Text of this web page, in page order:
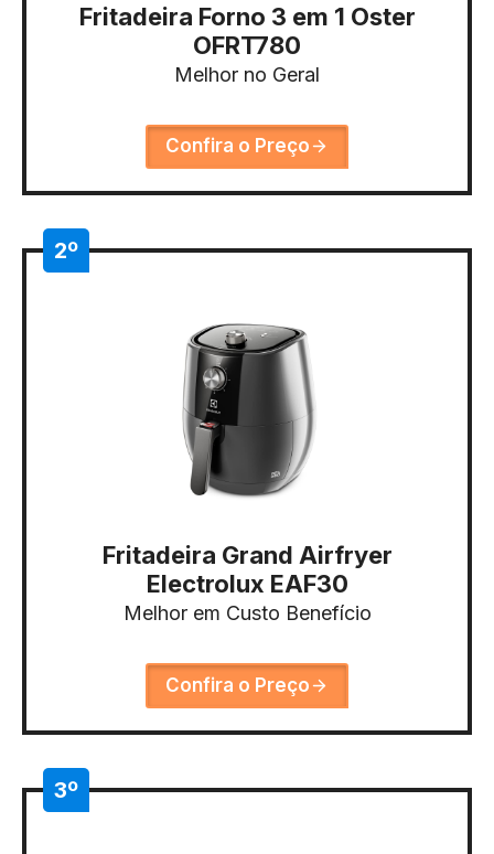
Fritadeira Forno 3 em 1 Oster
OFRT780
Melhor no Geral
Confira o Preço
2º
Fritadeira Grand Airfryer
Electrolux EAF30
Melhor em Custo Benefício
Confira o Preço
3º